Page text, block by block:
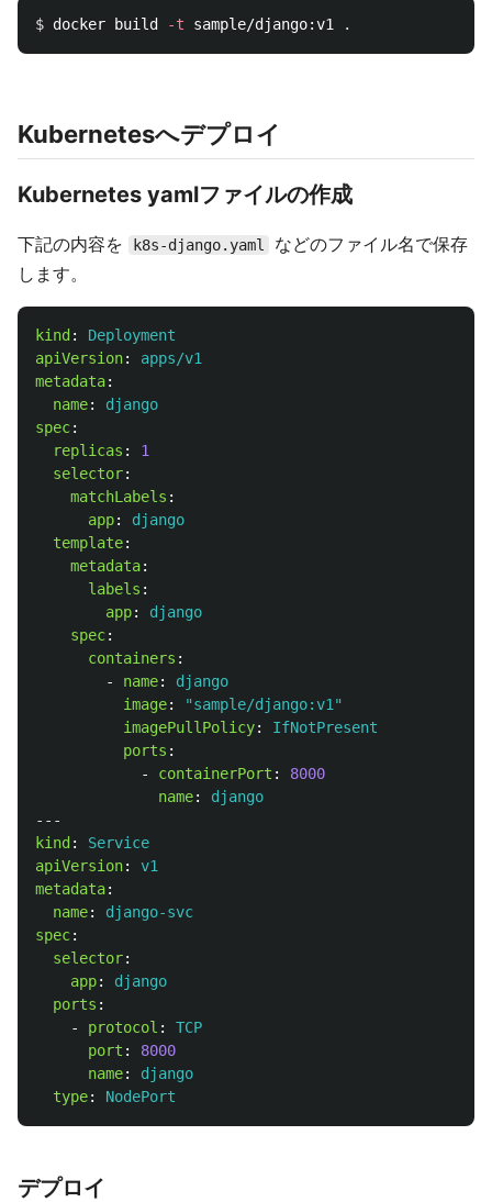
$ docker build -t sample/django:v1 .
Kubernetesへデプロイ
Kubernetes yamlファイルの作成
下記の内容を k8s-django.yaml
などのファイル名で保存
します。
kind :
Deployment
apiVersion:
apps/v1
metadata:
name:
django
spec:
replicas :
1
selector:
matchLabels :
app:
django
template:
metadata:
labels :
app:
django
spec:
containers :
-
name:
django
image: "sample/django:v1"
imagePullPolicy:
IfNotPresent
ports :
-
containerPort :
8000
name:
django
---
kind :
Service
apiVersion:
v1
metadata:
name:
django-svc
spec:
selector:
app:
django
ports :
-
protocol :
TCP
port :
8000
name:
django
type: NodePort
デプロイ